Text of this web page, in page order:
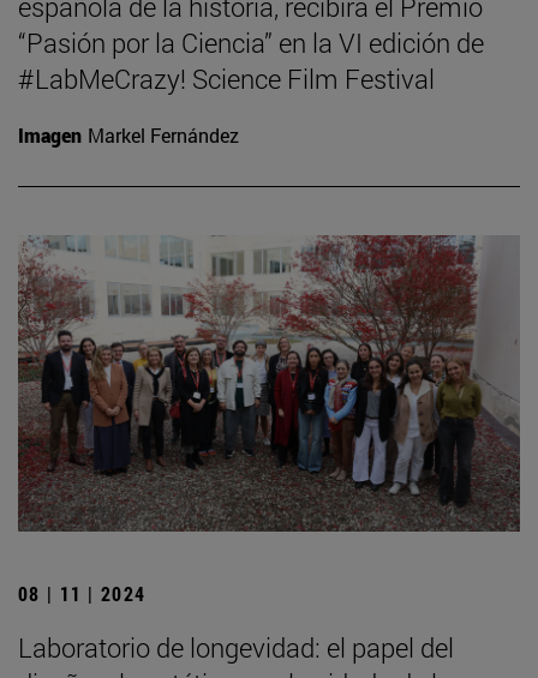
española de la historia, recibirá el Premio
“Pasión por la Ciencia” en la VI edición de
#LabMeCrazy! Science Film Festival
Imagen Markel Fernández
08 | 11 | 2024
Laboratorio de longevidad: el papel del